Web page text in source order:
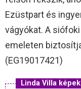
Ezüstpart és
vágyókat. A
emeleten
(EG19017421)
Linda Villa képek